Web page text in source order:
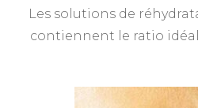
Les solutions de
contiennent le ratio